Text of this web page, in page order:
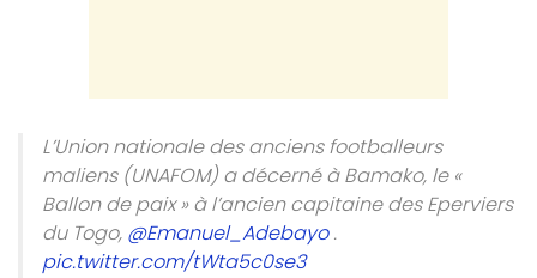
L’Union nationale des anciens footballeurs
maliens (UNAFOM) a décerné à Bamako, le «
Ballon de paix » à l’ancien capitaine des Eperviers
du Togo, @Emanuel_Adebayo.
pic.twitter.com/tWta5c0se3